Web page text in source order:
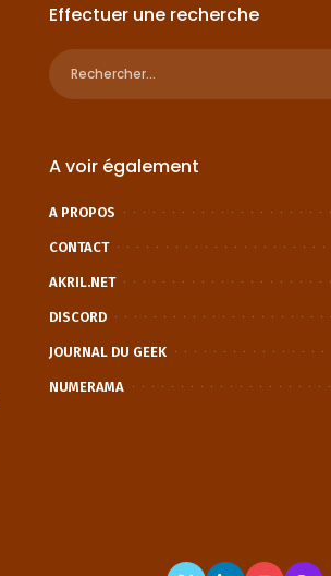
Effectuer une recherche
A voir également
A PROPOS
CONTACT
AKRIL.NET
DISCORD
JOURNAL DU GEEK
NUMERAMA